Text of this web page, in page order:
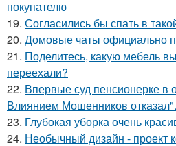
покупателю
19. Согласились бы спать в
20. Домовые чаты официально
21. Поделитесь, какую мебель
переехали?
22. Впервые суд пенсионерке в
Влиянием Мошенников отказал".
23. Глубокая уборка очень
24. Необычный дизайн - проект